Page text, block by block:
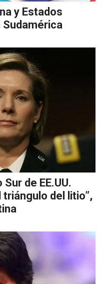
y Estados
Sudamérica
de EE.UU.
del litio”,